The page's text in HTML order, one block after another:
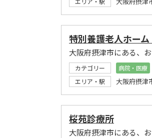
特別養護老人ホー
大阪府摂津市にある、
カテゴリー 病院・医療
エリア・駅
大阪府摂津
桜苑診療所
大阪府摂津市にある、